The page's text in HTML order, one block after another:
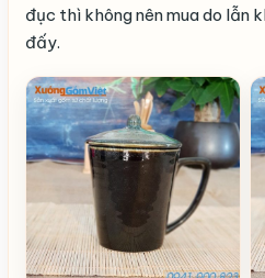
đục thì không nên mua do lẫn
đấy.